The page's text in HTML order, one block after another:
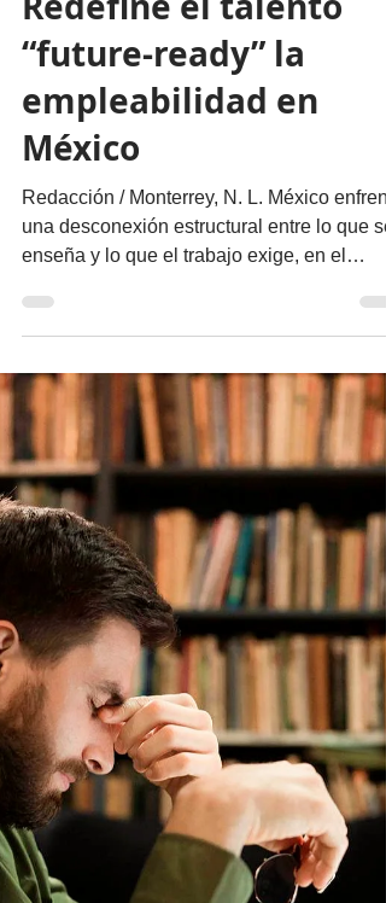
migueldealba5
28 abr
4 min de lectura
Educación
Redefine el talento
“future-ready” la
empleabilidad en
México
una desconexión estructural entre lo que se
enseña y lo que el trabajo exige, en el
contexto de un mercado laboral que cada
vez pide más habilidades aplicables,
evidencia práctica y capacidad de
adaptación, lo que impulsa una evolución
los modelos educativos hacia esquemas
integran la experiencia real desde la
formación. Más que un problema de falta de
talento, el escenario refleja una transición
la forma de construir la